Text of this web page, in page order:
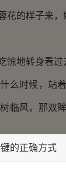
的样子来，
地转身看过
时候，站着
临风，那双
起身来，总
等才华，这
的正确方式